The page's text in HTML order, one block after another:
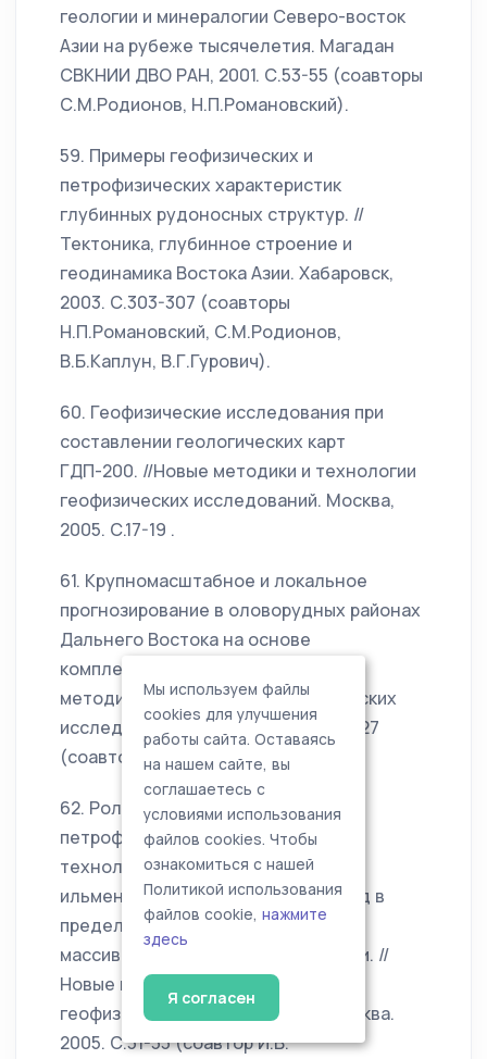
геологии и минералогии Северо-восток
Азии на рубеже тысячелетия. Магадан
СВКНИИ ДВО РАН, 2001. С.53-55 (соавторы
С.М.Родионов, Н.П.Романовский).
59. Примеры геофизических и
петрофизических характеристик
глубинных рудоносных структур. //
Тектоника, глубинное строение и
геодинамика Востока Азии. Хабаровск,
2003. С.303-307 (соавторы
Н.П.Романовский, С.М.Родионов,
В.Б.Каплун, В.Г.Гурович).
60. Геофизические исследования при
составлении геологических карт
ГДП-200. //Новые методики и технологии
геофизических исследований. Москва,
2005. С.17-19 .
61. Крупномасштабное и локальное
прогнозирование в оловорудных районах
Дальнего Востока на основе
комплексных критериев. //Новые
методики и технологии геофизических
исследований. Москва, 2005. С.25-27
(соавтор И.В. Пустовойтова).
62. Роль геофизических и
петрофизических методов в общей
технологии поисков и разведки
ильменит-титаномагнетитовых руд в
пределах габбро-анортозитовых
массивов Дальнего Востока России. //
Новые методики и технологии
геофизических исследований. Москва.
2005. С.31-33 (соавтор И.В.
Мы используем файлы
cookies для улучшения
работы сайта. Оставаясь
на нашем сайте, вы
соглашаетесь с
условиями использования
файлов cookies. Чтобы
ознакомиться с нашей
Политикой использования
файлов cookie, нажмите
здесь
Я согласен